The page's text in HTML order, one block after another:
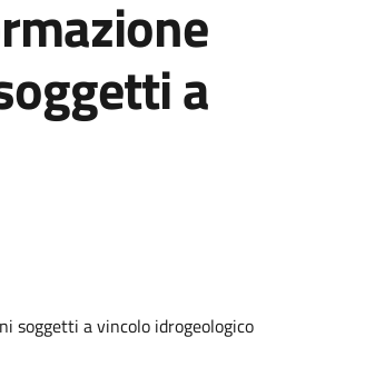
a
soggetti a vincolo idrogeologico